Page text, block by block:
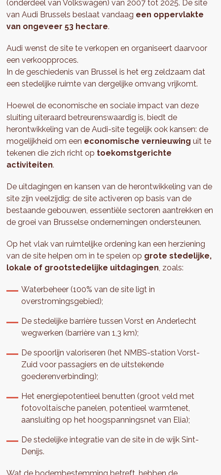
(onderdeel van Volkswagen) van 2007 tot 2025. De site
van Audi Brussels beslaat vandaag een oppervlakte
van ongeveer 53 hectare.
Audi wenst de site te verkopen en organiseert daarvoor
een verkoopproces.
In de geschiedenis van Brussel is het erg zeldzaam dat
een stedelijke ruimte van dergelijke omvang vrijkomt.
Hoewel de economische en sociale impact van deze
sluiting uiteraard betreurenswaardig is, biedt de
herontwikkeling van de Audi-site tegelijk ook kansen: de
mogelijkheid om een economische vernieuwing uit te
tekenen die zich richt op toekomstgerichte
activiteiten.
De uitdagingen en kansen van de herontwikkeling van de
site zijn veelzijdig: de site activeren op basis van de
bestaande gebouwen, essentiële sectoren aantrekken en
de groei van Brusselse ondernemingen ondersteunen.
Op het vlak van ruimtelijke ordening kan een herziening
van de site helpen om in te spelen op grote stedelijke,
lokale of grootstedelijke uitdagingen, zoals:
Waterbeheer (100% van de site ligt in
overstromingsgebied);
De stedelijke barrière tussen Vorst en Anderlecht
wegwerken (barrière van 1,3 km);
De spoorlijn valoriseren (het NMBS-station Vorst-
Zuid voor passagiers en de uitstekende
goederenverbinding);
Het energiepotentieel benutten (groot veld met
fotovoltaïsche panelen, potentieel warmtenet,
aansluiting op het hoogspanningsnet van Elia);
De stedelijke integratie van de site in de wijk Sint-
Denijs.